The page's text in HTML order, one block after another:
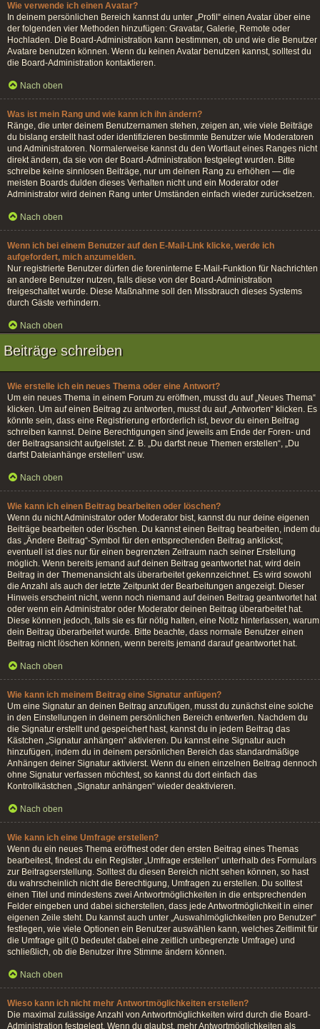
Wie verwende ich einen Avatar?
In deinem persönlichen Bereich kannst du unter „Profil“ einen Avatar über eine
der folgenden vier Methoden hinzufügen: Gravatar, Galerie, Remote oder
Hochladen. Die Board-Administration kann bestimmen, ob und wie die Benutzer
Avatare benutzen können. Wenn du keinen Avatar benutzen kannst, solltest du
die Board-Administration kontaktieren.
Nach oben
Was ist mein Rang und wie kann ich ihn ändern?
Ränge, die unter deinem Benutzernamen stehen, zeigen an, wie viele Beiträge
du bislang erstellt hast oder identifizieren bestimmte Benutzer wie Moderatoren
und Administratoren. Normalerweise kannst du den Wortlaut eines Ranges nicht
direkt ändern, da sie von der Board-Administration festgelegt wurden. Bitte
schreibe keine sinnlosen Beiträge, nur um deinen Rang zu erhöhen — die
meisten Boards dulden dieses Verhalten nicht und ein Moderator oder
Administrator wird deinen Rang unter Umständen einfach wieder zurücksetzen.
Nach oben
Wenn ich bei einem Benutzer auf den E-Mail-Link klicke, werde ich
aufgefordert, mich anzumelden.
Nur registrierte Benutzer dürfen die foreninterne E-Mail-Funktion für Nachrichten
an andere Benutzer nutzen, falls diese von der Board-Administration
freigeschaltet wurde. Diese Maßnahme soll den Missbrauch dieses Systems
durch Gäste verhindern.
Nach oben
Beiträge schreiben
Wie erstelle ich ein neues Thema oder eine Antwort?
Um ein neues Thema in einem Forum zu eröffnen, musst du auf „Neues Thema“
klicken. Um auf einen Beitrag zu antworten, musst du auf „Antworten“ klicken. Es
könnte sein, dass eine Registrierung erforderlich ist, bevor du einen Beitrag
schreiben kannst. Deine Berechtigungen sind jeweils am Ende der Foren- und
der Beitragsansicht aufgelistet. Z. B. „Du darfst neue Themen erstellen“, „Du
darfst Dateianhänge erstellen“ usw.
Nach oben
Wie kann ich einen Beitrag bearbeiten oder löschen?
Wenn du nicht Administrator oder Moderator bist, kannst du nur deine eigenen
Beiträge bearbeiten oder löschen. Du kannst einen Beitrag bearbeiten, indem du
das „Ändere Beitrag“-Symbol für den entsprechenden Beitrag anklickst;
eventuell ist dies nur für einen begrenzten Zeitraum nach seiner Erstellung
möglich. Wenn bereits jemand auf deinen Beitrag geantwortet hat, wird dein
Beitrag in der Themenansicht als überarbeitet gekennzeichnet. Es wird sowohl
die Anzahl als auch der letzte Zeitpunkt der Bearbeitungen angezeigt. Dieser
Hinweis erscheint nicht, wenn noch niemand auf deinen Beitrag geantwortet hat
oder wenn ein Administrator oder Moderator deinen Beitrag überarbeitet hat.
Diese können jedoch, falls sie es für nötig halten, eine Notiz hinterlassen, warum
dein Beitrag überarbeitet wurde. Bitte beachte, dass normale Benutzer einen
Beitrag nicht löschen können, wenn bereits jemand darauf geantwortet hat.
Nach oben
Wie kann ich meinem Beitrag eine Signatur anfügen?
Um eine Signatur an deinen Beitrag anzufügen, musst du zunächst eine solche
in den Einstellungen in deinem persönlichen Bereich entwerfen. Nachdem du
die Signatur erstellt und gespeichert hast, kannst du in jedem Beitrag das
Kästchen „Signatur anhängen“ aktivieren. Du kannst eine Signatur auch
hinzufügen, indem du in deinem persönlichen Bereich das standardmäßige
Anhängen deiner Signatur aktivierst. Wenn du einen einzelnen Beitrag dennoch
ohne Signatur verfassen möchtest, so kannst du dort einfach das
Kontrollkästchen „Signatur anhängen“ wieder deaktivieren.
Nach oben
Wie kann ich eine Umfrage erstellen?
Wenn du ein neues Thema eröffnest oder den ersten Beitrag eines Themas
bearbeitest, findest du ein Register „Umfrage erstellen“ unterhalb des Formulars
zur Beitragserstellung. Solltest du diesen Bereich nicht sehen können, so hast
du wahrscheinlich nicht die Berechtigung, Umfragen zu erstellen. Du solltest
einen Titel und mindestens zwei Antwortmöglichkeiten in die entsprechenden
Felder eingeben und dabei sicherstellen, dass jede Antwortmöglichkeit in einer
eigenen Zeile steht. Du kannst auch unter „Auswahlmöglichkeiten pro Benutzer“
festlegen, wie viele Optionen ein Benutzer auswählen kann, welches Zeitlimit für
die Umfrage gilt (0 bedeutet dabei eine zeitlich unbegrenzte Umfrage) und
schließlich, ob die Benutzer ihre Stimme ändern können.
Nach oben
Wieso kann ich nicht mehr Antwortmöglichkeiten erstellen?
Die maximal zulässige Anzahl von Antwortmöglichkeiten wird durch die Board-
Administration festgelegt. Wenn du glaubst, mehr Antwortmöglichkeiten als